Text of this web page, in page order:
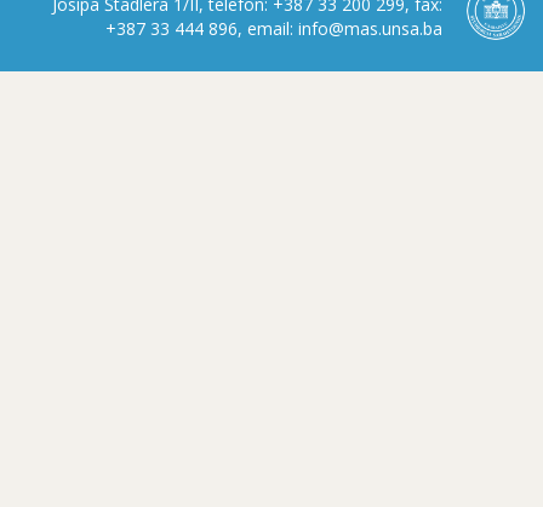
+387 33 444 896, email: info@mas.unsa.ba